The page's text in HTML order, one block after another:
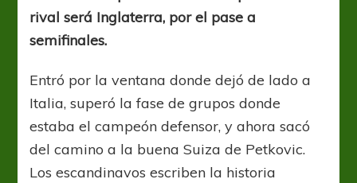
rival será Inglaterra, por el pase a
semifinales.
Entró por la ventana donde dejó de lado a
Italia, superó la fase de grupos donde
estaba el campeón defensor, y ahora sacó
del camino a la buena Suiza de Petkovic.
Los escandinavos escriben la historia